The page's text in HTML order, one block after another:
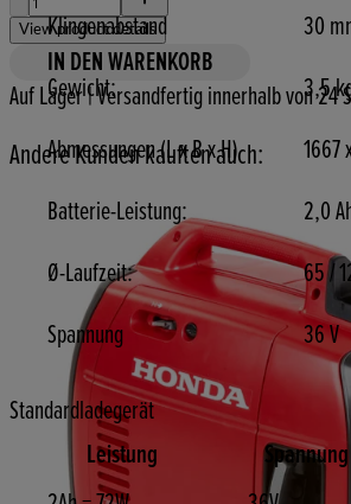
Klingenabstand
30
Gewicht:
3,5
Abmessungen (L x B x H)
1667
Batterie-Leistung:
2,0
Ø-Laufzeit:
65 /
Spannung
36 V
Standardladegerät
Leistung
Spannung
View product details
IN DEN WARENKORB
Auf Lager | Versandfertig innerhalb von 24
Andere Kunden kauften auch: